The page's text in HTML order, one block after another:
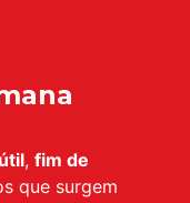
, fim de
que surgem